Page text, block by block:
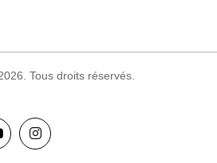
Tous droits réservés.